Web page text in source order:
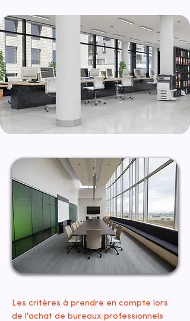
Les critères à prendre en compte lors
de l'achat de bureaux professionnels